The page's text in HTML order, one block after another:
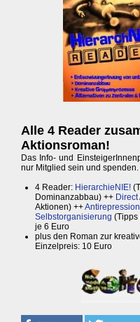
Alle 4 Reader
Aktionsroman!
Das Info- und
nur Mitglied sein und
4 Reader: HierarchieNIE!
Dominanzabbau) ++ Direct
Aktionen) ++Antirepression
Selbstorganisierung (Tipps
je 6 Euro
plus den Roman zur
Einzelpreis: 10 Euro